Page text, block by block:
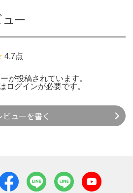
ー
4.7点
が投稿されています。
ログインが必要です。
ビューを書く